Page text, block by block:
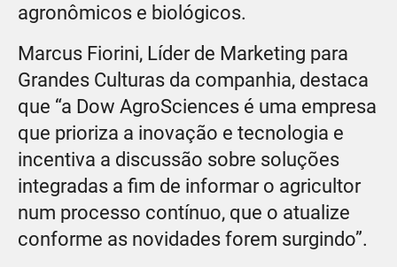
agronômicos e biológicos.
Marcus Fiorini, Líder de Marketing para
Grandes Culturas da companhia, destaca
que “a Dow AgroSciences é uma empresa
que prioriza a inovação e tecnologia e
incentiva a discussão sobre soluções
integradas a fim de informar o agricultor
num processo contínuo, que o atualize
conforme as novidades forem surgindo”.